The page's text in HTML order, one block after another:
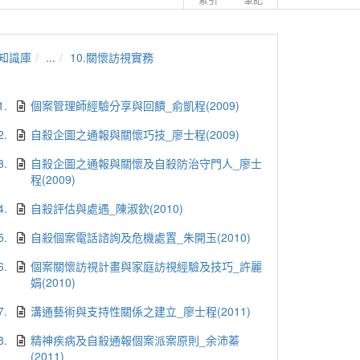
識庫 ... 10.關懷訪視實務
個案管理師經驗分享與回饋_俞凱程(2009)
自殺企圖之通報與關懷巧技_廖士程(2009)
自殺企圖之通報與關懷及自殺防治守門人_廖士
程(2009)
自殺評估與處遇_陳淑欽(2010)
自殺個案電話諮詢及危機處置_朱開玉(2010)
個案關懷訪視計畫與家庭訪視經驗及技巧_許麗
娟(2010)
溝通藝術與支持性關係之建立_廖士程(2011)
精神疾病及自殺通報個案派案原則_余沛蓁
(2011)